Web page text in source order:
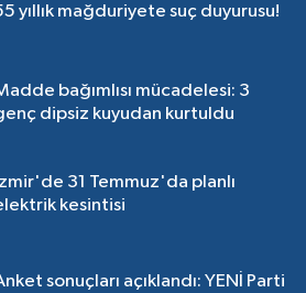
yıllık mağduriyete suç duyurusu!
bağımlısı mücadelesi: 3
dipsiz kuyudan kurtuldu
İzmir'de 31 Temmuz'da planlı
kesintisi
sonuçları açıklandı: YENİ Parti